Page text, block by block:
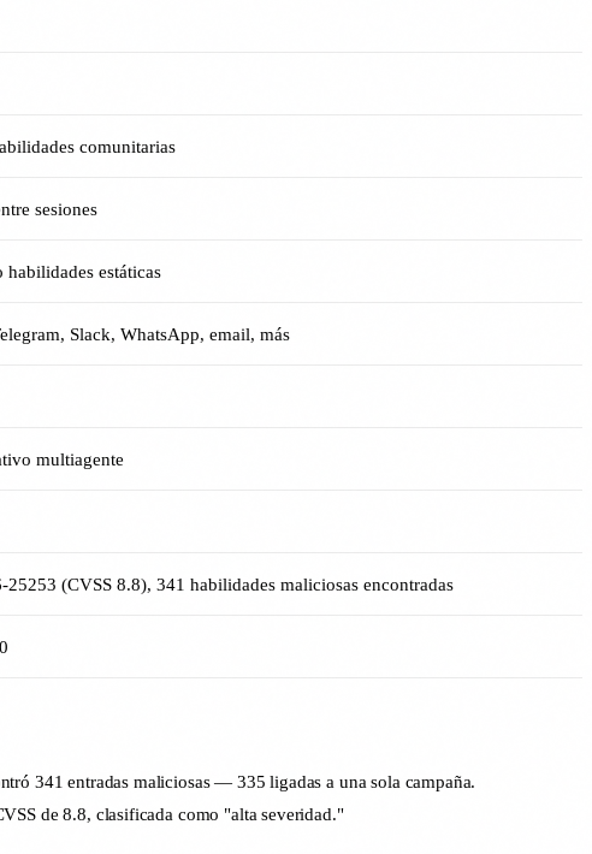
comunitarias
sesiones
estáticas
Slack, WhatsApp, email, más
multiagente
25253 (CVSS 8.8), 341 habilidades maliciosas encontradas
341 entradas maliciosas — 335 ligadas a una sola campaña.
de 8.8, clasificada como "alta severidad."